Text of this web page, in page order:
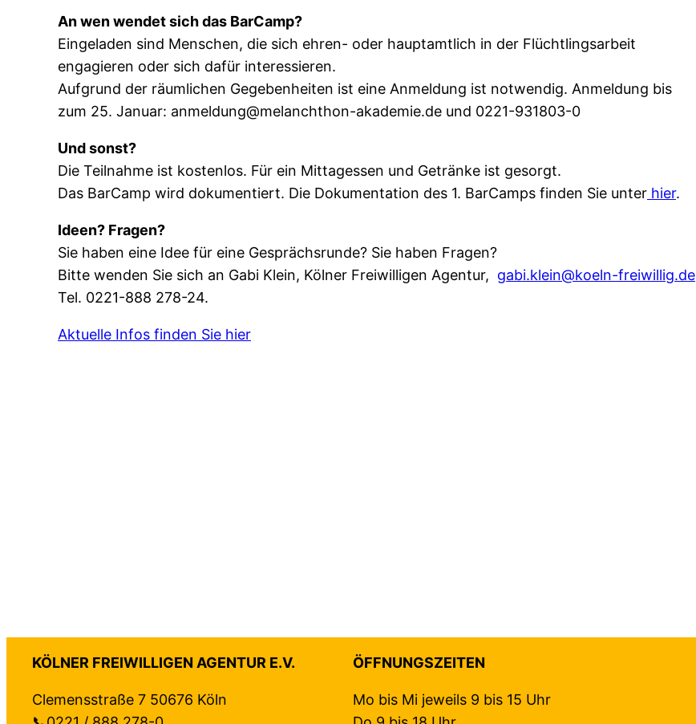
An wen wendet sich das BarCamp?
Eingeladen sind Menschen, die sich ehren- oder hauptamtlich in der Flüchtlingsarbeit
engagieren oder sich dafür interessieren.
Aufgrund der räumlichen Gegebenheiten ist eine Anmeldung ist notwendig. Anmeldung bis
zum 25. Januar: anmeldung@melanchthon-akademie.de und 0221-931803-0
Und sonst?
Die Teilnahme ist kostenlos. Für ein Mittagessen und Getränke ist gesorgt.
Das BarCamp wird dokumentiert. Die Dokumentation des 1. BarCamps finden Sie unter hier.
Ideen? Fragen?
Sie haben eine Idee für eine Gesprächsrunde? Sie haben Fragen?
Bitte wenden Sie sich an Gabi Klein, Kölner Freiwilligen Agentur, gabi.klein@koeln-freiwillig.de
Tel. 0221-888 278-24.
Aktuelle Infos finden Sie hier
KÖLNER FREIWILLIGEN AGENTUR E.V.
Clemensstraße 7 50676 Köln
ÖFFNUNGSZEITEN
Mo bis Mi jeweils 9 bis 15 Uhr